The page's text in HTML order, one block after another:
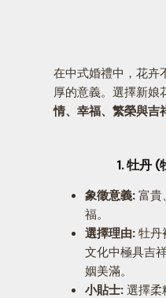
在中式婚禮中，花卉
厚的意義。選擇新娘
情、幸福、繁榮與吉
1. 牡丹
象徵意義: 富貴
福。
選擇理由: 牡丹
文化中極具吉
姻美滿。
小貼士: 選擇柔